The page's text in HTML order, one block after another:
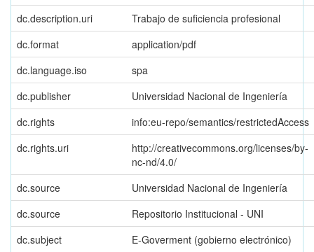
dc.description.uri
Trabajo de suficiencia profesional
dc.format
application/pdf
dc.language.iso
spa
dc.publisher
Universidad Nacional de Ingeniería
dc.rights
info:eu-repo/semantics/restrictedAccess
dc.rights.uri
http://creativecommons.org/licenses/by-
nc-nd/4.0/
dc.source
Universidad Nacional de Ingeniería
dc.source
Repositorio Institucional - UNI
dc.subject
E-Goverment (gobierno electrónico)